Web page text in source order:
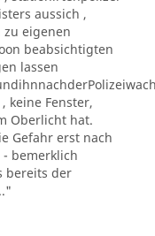
aussich ,
eigenen
beabsichtigten
lassen
keine Fenster,
Oberlicht hat.
Gefahr erst nach
bemerklich
bereits der